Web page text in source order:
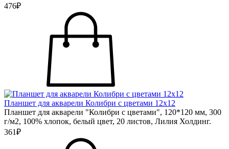
476₽
Планшет для акварели Колибри с цветами 12х12
Планшет для акварели "Колибри с цветами", 120*120 мм, 300
г/м2, 100% хлопок, белый цвет, 20 листов, Лилия Холдинг.
361₽